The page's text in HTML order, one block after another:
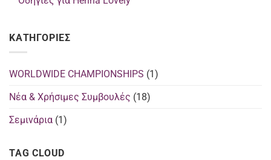
σύνθεσης
Βλεφαρίδων
για
κόλλες
στο
Οδηγίες
για
KΑΤΗΓΟΡΊΕΣ
WORLDWIDE CHAMPIONSHIPS (1)
Νέα & Χρήσιμες Συμβουλές (18)
Σεμινάρια (1)
TAG CLOUD